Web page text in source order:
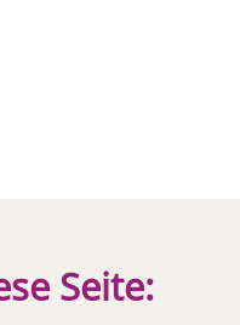
Seite: